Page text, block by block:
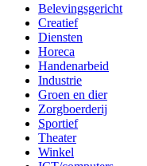
Belevingsgericht
Creatief
Diensten
Horeca
Handenarbeid
Industrie
Groen en dier
Zorgboerderij
Sportief
Theater
Winkel